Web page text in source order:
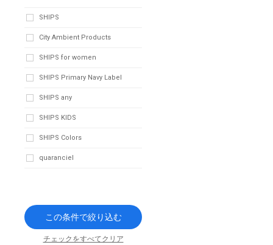
SHIPS
City Ambient Products
SHIPS for women
SHIPS Primary Navy Label
SHIPS any
SHIPS KIDS
SHIPS Colors
quaranciel
この条件で絞り込む
チェックをすべてクリア